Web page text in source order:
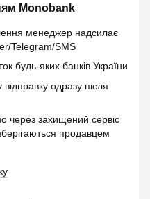
Monobank
менеджер надсилає
Telegram/SMS
будь-яких банків України
одразу після
через захищений сервіс
продавцем